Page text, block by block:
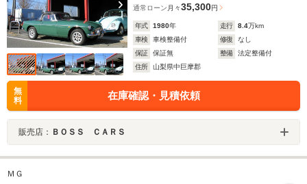
通常ローン 月々35,300円
年式 1980年 走行 8.4万km
車検
車検整備付 修復
なし
保証
保証無 整備
法定整備付
住所
山梨県中巨摩郡
無
料
在庫確認・見積依頼
販売店： ＢＯＳＳ ＣＡＲＳ
ＭＧ